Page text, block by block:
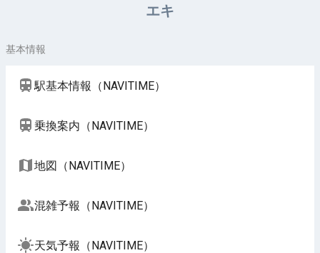
エキ
基本情報
駅基本情報（NAVITIME）
乗換案内（NAVITIME）
地図（NAVITIME）
混雑予報（NAVITIME）
天気予報（NAVITIME）